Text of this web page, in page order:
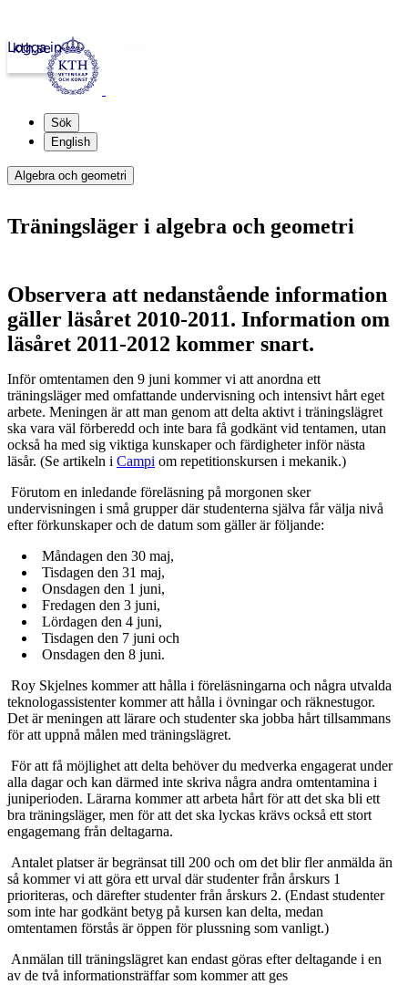
kth.se
Logga in
Sök
English
Algebra och geometri
Träningsläger i algebra och geometri
Observera att nedanstående information
gäller läsåret 2010-2011. Information om
läsåret 2011-2012 kommer snart.
Inför omtentamen den 9 juni kommer vi att anordna ett
träningsläger med omfattande undervisning och intensivt hårt eget
arbete. Meningen är att man genom att delta aktivt i träningslägret
ska vara väl förberedd och inte bara få godkänt vid tentamen, utan
också ha med sig viktiga kunskaper och färdigheter inför nästa
läsår. (Se artikeln i Campi om repetitionskursen i mekanik.)
Förutom en inledande föreläsning på morgonen sker
undervisningen i små grupper där studenterna själva får välja nivå
efter förkunskaper och de datum som gäller är följande:
Måndagen den 30 maj,
Tisdagen den 31 maj,
Onsdagen den 1 juni,
Fredagen den 3 juni,
Lördagen den 4 juni,
Tisdagen den 7 juni och
Onsdagen den 8 juni.
Roy Skjelnes kommer att hålla i föreläsningarna och några utvalda
teknologassistenter kommer att hålla i övningar och räknestugor.
Det är meningen att lärare och studenter ska jobba hårt tillsammans
för att uppnå målen med träningslägret.
För att få möjlighet att delta behöver du medverka engagerat under
alla dagar och kan därmed inte skriva några andra omtentamina i
juniperioden. Lärarna kommer att arbeta hårt för att det ska bli ett
bra träningsläger, men för att det ska lyckas krävs också ett stort
engagemang från deltagarna.
Antalet platser är begränsat till 200 och om det blir fler anmälda än
så kommer vi att göra ett urval där studenter från årskurs 1
prioriteras, och därefter studenter från årskurs 2. (Endast studenter
som inte har godkänt betyg på kursen kan delta, medan
omtentamen förstås är öppen för plussning som vanligt.)
Anmälan till träningslägret kan endast göras efter deltagande i en
av de två informationsträffar som kommer att ges